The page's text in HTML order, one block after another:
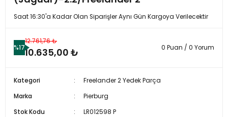
Saat 16:30'a Kadar Olan Siparişler Aynı Gün Kargoya Verilecektir
%17
12.761,76 ₺
10.635,00 ₺ 0 Puan / 0 Yorum
Kategori
Freelander 2 Yedek Parça
Marka
Pierburg
Stok Kodu
LR012598 P